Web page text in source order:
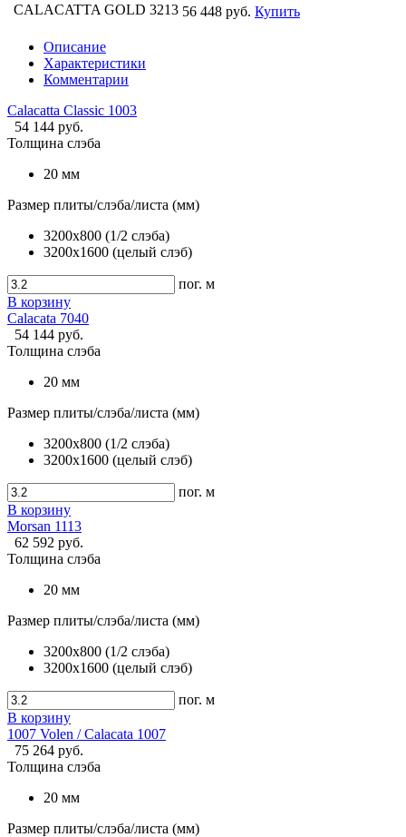
CALACATTA GOLD 3213 56 448 руб. Купить
Описание
Характеристики
Комментарии
Calacatta Classic 1003
54 144 руб.
Толщина слэба
20 мм
Размер плиты/слэба/листа (мм)
3200х800 (1/2 слэба)
3200х1600 (целый слэб)
пог. м
В корзину
Calacata 7040
54 144 руб.
Толщина слэба
20 мм
Размер плиты/слэба/листа (мм)
3200х800 (1/2 слэба)
3200х1600 (целый слэб)
пог. м
В корзину
Morsan 1113
62 592 руб.
Толщина слэба
20 мм
Размер плиты/слэба/листа (мм)
3200х800 (1/2 слэба)
3200х1600 (целый слэб)
пог. м
В корзину
1007 Volen / Calacata 1007
75 264 руб.
Толщина слэба
20 мм
Размер плиты/слэба/листа (мм)